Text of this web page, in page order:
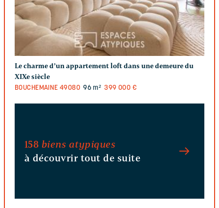
Le charme d’un appartement loft dans une demeure du
XIXe siècle
BOUCHEMAINE 49080 96 m² 399 000 €
158 biens atypiques
à découvrir tout de suite